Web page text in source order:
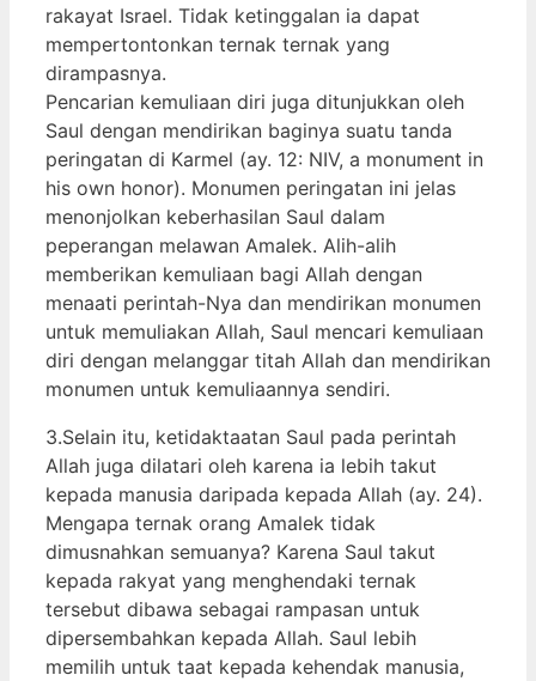
rakayat Israel. Tidak ketinggalan ia dapat
mempertontonkan ternak ternak yang
dirampasnya.
Pencarian kemuliaan diri juga ditunjukkan oleh
Saul dengan mendirikan baginya suatu tanda
peringatan di Karmel (ay. 12: NIV, a monument in
his own honor). Monumen peringatan ini jelas
menonjolkan keberhasilan Saul dalam
peperangan melawan Amalek. Alih-alih
memberikan kemuliaan bagi Allah dengan
menaati perintah-Nya dan mendirikan monumen
untuk memuliakan Allah, Saul mencari kemuliaan
diri dengan melanggar titah Allah dan mendirikan
monumen untuk kemuliaannya sendiri.
3.Selain itu, ketidaktaatan Saul pada perintah
Allah juga dilatari oleh karena ia lebih takut
kepada manusia daripada kepada Allah (ay. 24).
Mengapa ternak orang Amalek tidak
dimusnahkan semuanya? Karena Saul takut
kepada rakyat yang menghendaki ternak
tersebut dibawa sebagai rampasan untuk
dipersembahkan kepada Allah. Saul lebih
memilih untuk taat kepada kehendak manusia,